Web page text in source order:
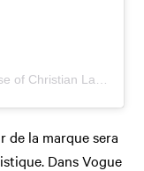
de la marque sera
Dans Vogue